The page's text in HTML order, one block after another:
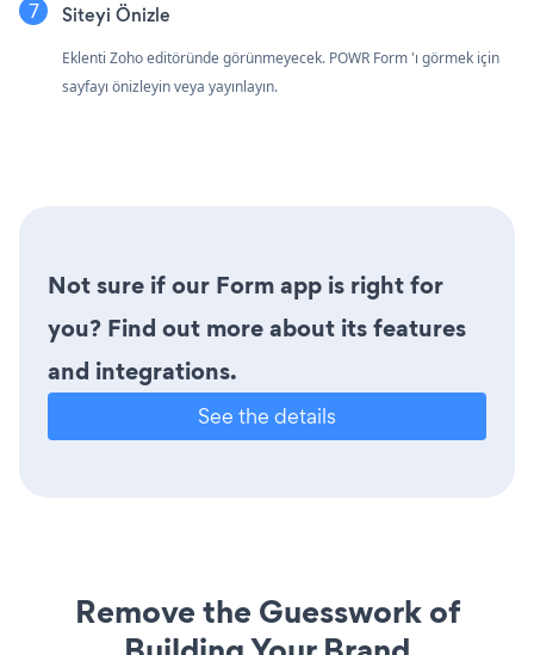
Siteyi Önizle
Eklenti Zoho editöründe görünmeyecek. POWR Form 'ı görmek için
sayfayı önizleyin veya yayınlayın.
Not sure if our Form app is right for
you? Find out more about its features
and integrations.
See the details
Remove the Guesswork of